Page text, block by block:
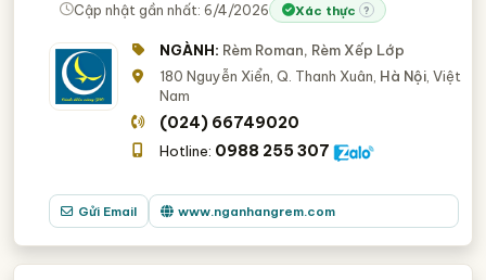
Cập nhật gần nhất: 6/4/2026 Xác thực ?
NGÀNH: Rèm Roman, Rèm Xếp Lớp
180 Nguyễn Xiển, Q. Thanh Xuân, Hà Nội , Việt
Nam
(024) 66749020
Hotline: 0988 255 307
Gửi Email www.nganhangrem.com